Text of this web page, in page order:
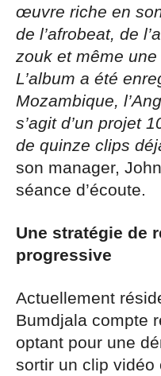
œuvre riche en
de l’afrobeat, de
zouk et même
L’album a été
Mozambique,
s’agit d’un projet
de quinze clips
son manager,
séance d’écoute.
Une stratégie de
progressive
Actuellement
Bumdjala compte
optant pour une
sortir un clip vidéo